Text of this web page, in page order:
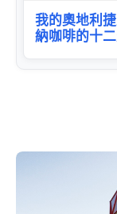
我的奧地利
納咖啡的十